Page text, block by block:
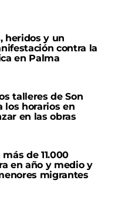
heridos y un
contra la
en Palma
talleres de Son
los horarios en
en las obras
de 11.000
en año y medio y
migrantes